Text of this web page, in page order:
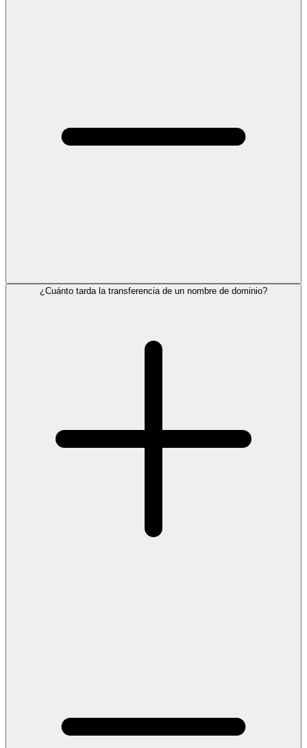
¿Cuánto tarda la transferencia de un nombre de dominio?